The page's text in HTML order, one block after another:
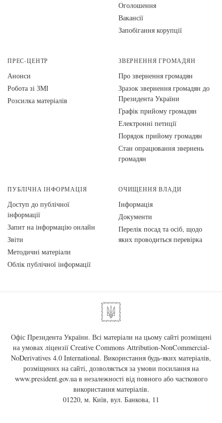
Оголошення
Вакансії
Запобігання корупції
ПРЕС-ЦЕНТР
Анонси
Робота зі ЗМІ
Розсилка матеріалів
ЗВЕРНЕННЯ ГРОМАДЯН
Про звернення громадян
Зразок звернення громадян до
Президента України
Графік прийому громадян
Електронні петиції
Порядок прийому громадян
Стан опрацювання звернень
громадян
ПУБЛІЧНА ІНФОРМАЦІЯ
Доступ до публічної
інформації
Запит на інформацію онлайн
Звіти
Методичні матеріали
Облік публічної інформації
ОЧИЩЕННЯ ВЛАДИ
Інформація
Документи
Перелік посад та осіб, щодо
яких проводиться перевірка
Офіс Президента України. Всі матеріали на цьому сайті розміщені
на умовах ліцензії Creative Commons Attribution-NonCommercial-
NoDerivatives 4.0 International. Використання будь-яких матеріалів,
розміщених на сайті, дозволяється за умови посилання на
www.president.gov.uaв незалежності від повного або часткового
використання матеріалів.
01220, м. Київ, вул. Банкова, 11